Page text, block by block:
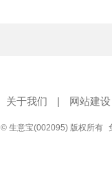
关于我们 | 网站建设
© 生意宝(002095) 版权所有